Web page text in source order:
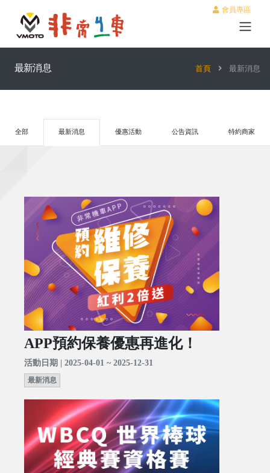
會員專區
最新消息 首頁 最新消息
全部 最新消息 優惠活動 公告資訊 特約商家
APP預約保養優惠再進化！
活動日期 | 2025-04-01 ~ 2025-12-31
最新消息